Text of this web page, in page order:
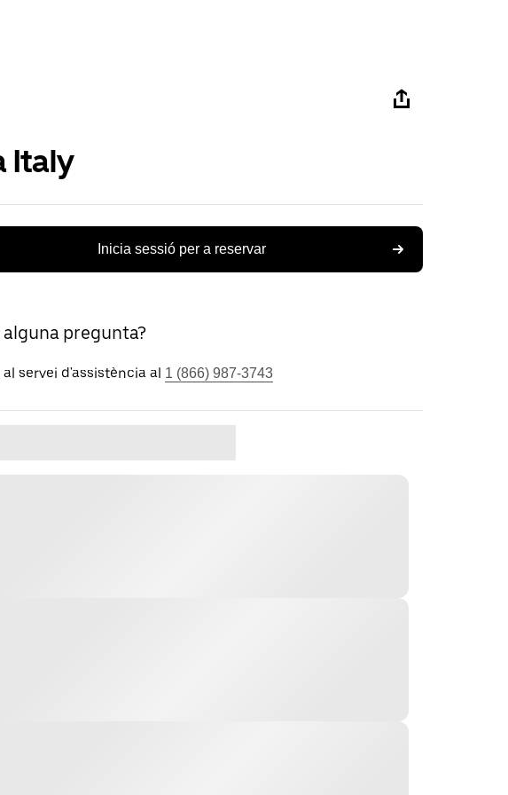
Italy
Inicia sessió per a reservar
alguna pregunta?
servei d'assistència al 1 (866) 987-3743